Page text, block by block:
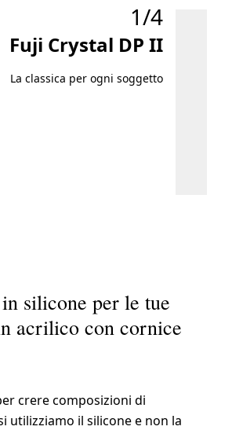
1/4
Fuji Crystal DP II
La classica per ogni soggetto
silicone per le tue
acrilico con cornice
crere composizioni di
utilizziamo il silicone e non la